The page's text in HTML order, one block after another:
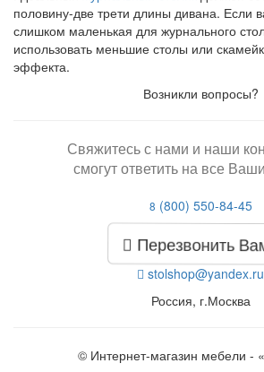
половину-две трети длины дивана. Если
слишком маленькая для журнального
использовать меньшие столы или
эффекта.
Возникли вопросы?
Свяжитесь с нами и наши
смогут ответить на все
8 (800) 550-84-45
Перезвонить
stolshop@yandex.ru
Россия, г.Москва
© Интернет-магазин мебели -